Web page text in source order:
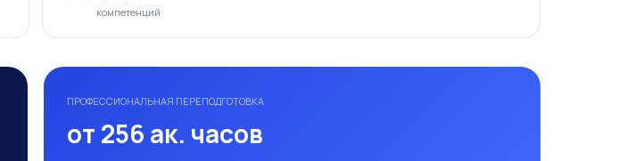
компетенций
ПРОФЕССИОНАЛЬНАЯ ПЕРЕПОДГОТОВКА
от 256 ак. часов